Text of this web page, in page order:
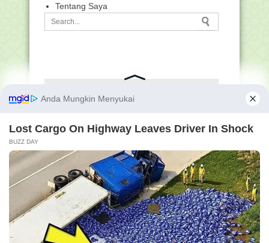
Tentang Saya